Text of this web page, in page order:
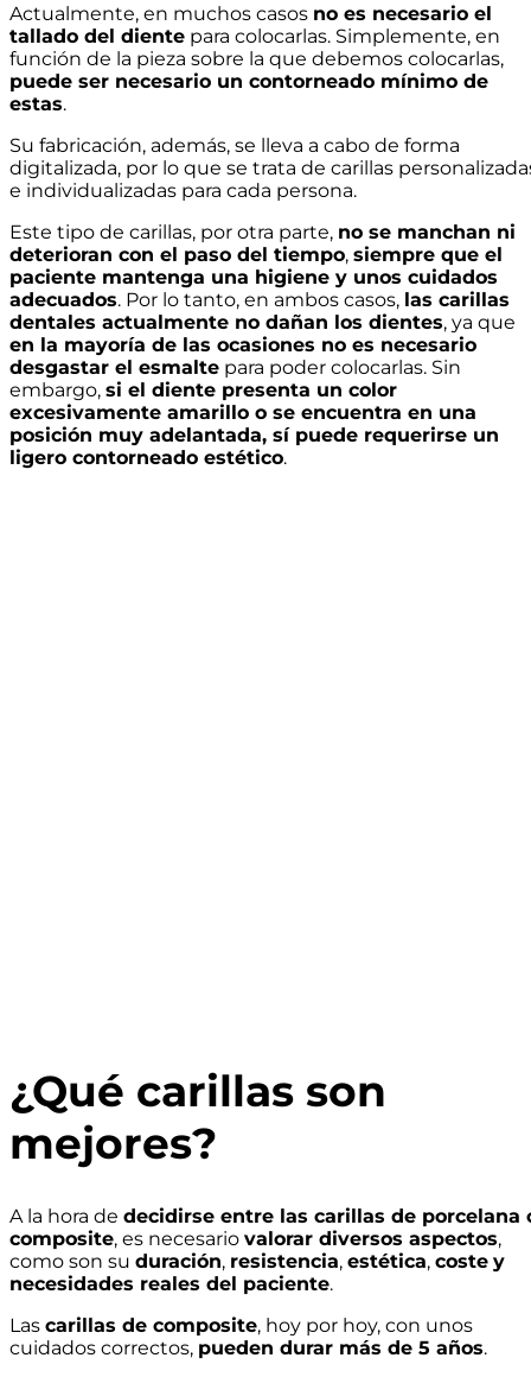
Actualmente, en muchos casos no es necesario el
tallado del diente para colocarlas. Simplemente, en
función de la pieza sobre la que debemos colocarlas,
puede ser necesario un contorneado mínimo de
estas.
Su fabricación, además, se lleva a cabo de forma
digitalizada, por lo que se trata de carillas
e individualizadas para cada persona.
Este tipo de carillas, por otra parte, no se manchan ni
deterioran con el paso del tiempo, siempre que el
paciente mantenga una higiene y unos cuidados
adecuados. Por lo tanto, en ambos casos, las carillas
dentales actualmente no dañan los dientes, ya que
en la mayoría de las ocasiones no es necesario
desgastar el esmalte para poder colocarlas. Sin
embargo, si el diente presenta un color
excesivamente amarillo o se encuentra en una
posición muy adelantada, sí puede requerirse un
ligero contorneado estético.
¿Qué carillas son
mejores?
A la hora de decidirse entre las carillas de porcelana
composite, es necesario valorar diversos aspectos,
como son su duración, resistencia, estética, coste y
necesidades reales del paciente.
Las carillas de composite, hoy por hoy, con unos
cuidados correctos, pueden durar más de 5 años.